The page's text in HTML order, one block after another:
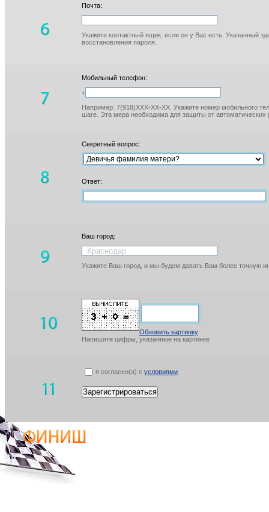
Почта:
Укажите контактный ящик, если он у Вас есть. Указанный
восстановления пароля.
Мобильный телефон:
+
Например: 7(918)XXX-XX-XX. Укажите номер мобильного
шаге. Эта мера необходима для защиты от автоматических
Секретный вопрос:
Ответ:
Ваш город:
Укажите Ваш город, и мы будем давать Вам более точную
Обновить картинку
Напишите цифры, указанные на картинке
я согласен(а) с условиями
Зарегистрироваться